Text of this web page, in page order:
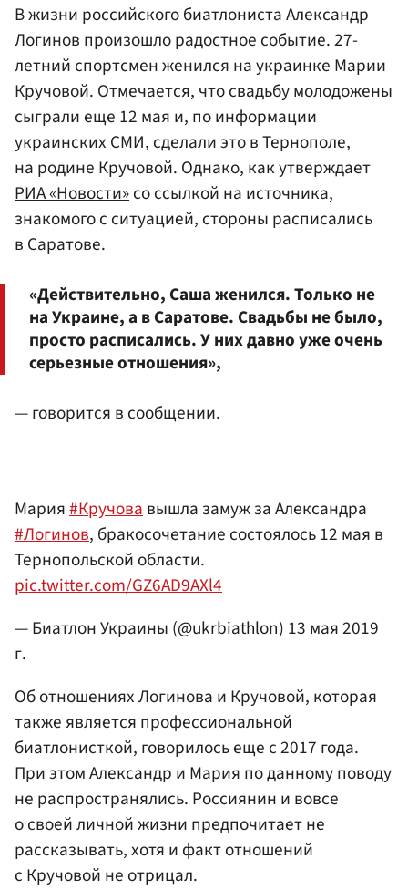
В жизни российского биатлониста Александр
Логиновпроизошло радостное событие. 27-
летний спортсмен женился на украинке Марии
Кручовой. Отмечается, что свадьбу молодожены
сыграли еще 12 мая и, по информации
украинских СМИ, сделали это в Тернополе,
на родине Кручовой. Однако, как утверждает
РИА «Новости»со ссылкой на источника,
знакомого с ситуацией, стороны расписались
в Саратове.
«Действительно, Саша женился. Только не
на Украине, а в Саратове. Свадьбы не было,
просто расписались. У них давно уже очень
серьезные отношения»,
— говорится в сообщении.
Мария#Кручовавышла замуж за Александра
#Логинов, бракосочетание состоялось 12 мая в
Тернопольской области.
pic.twitter.com/GZ6AD9AXl4
— Биатлон Украины (@ukrbiathlon) 13 мая 2019
г.
Об отношениях Логинова и Кручовой, которая
также является профессиональной
биатлонисткой, говорилось еще с 2017 года.
При этом Александр и Мария по данному поводу
не распространялись. Россиянин и вовсе
о своей личной жизни предпочитает не
рассказывать, хотя и факт отношений
с Кручовой не отрицал.